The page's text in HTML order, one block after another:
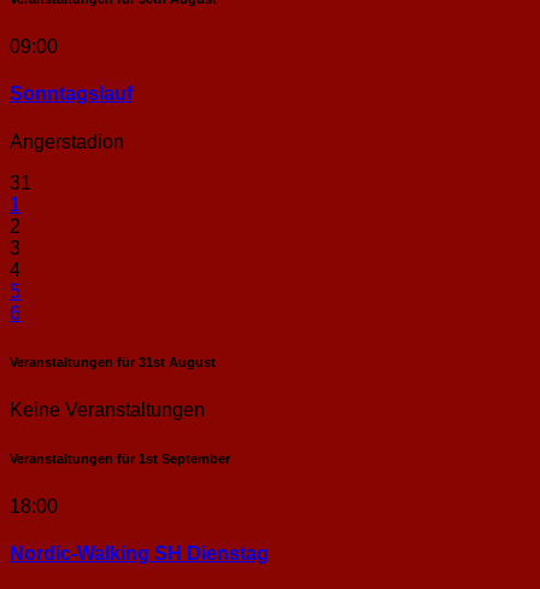
09:00
Sonntags­lauf
Angerstadion
31
1
2
3
4
5
6
Veranstaltungen für 31st August
Keine Veranstaltungen
Veranstaltungen für 1st September
18:00
Nordic-Walking SH Dienstag